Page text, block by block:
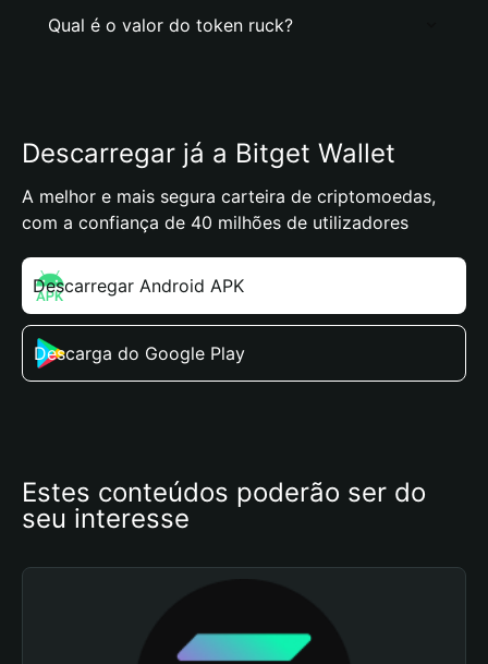
Qual é o valor do token ruck?
Descarregar já a Bitget Wallet
A melhor e mais segura carteira de criptomoedas,
com a confiança de 40 milhões de utilizadores
Descarregar Android APK
Descarga do Google Play
Estes conteúdos poderão ser do
seu interesse